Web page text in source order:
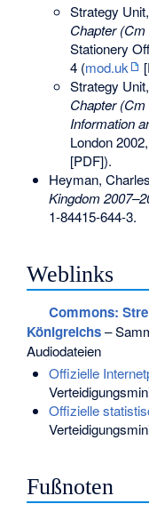
Strategy
Chapter
Stationery
4 (mod.uk
Strategy
Chapter
Information
London 2002,
[PDF]).
Heyman,
Kingdom
1-84415-644-3.
Weblinks
Commons:
Königreichs–
Audiodateien
Offizielle
Offizielle
Fußnoten